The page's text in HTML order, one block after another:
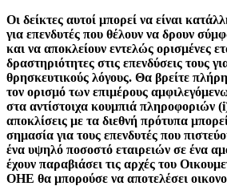
Οι δείκτες αυτοί μπορεί να είναι
για επενδυτές που θέλουν να δρουν
και να αποκλείουν εντελώς ορισμένες
δραστηριότητες στις επενδύσεις τους
θρησκευτικούς λόγους. Θα βρείτε
τον ορισμό των επιμέρους
στα αντίστοιχα κουμπιά πληροφοριών
αποκλίσεις με τα διεθνή πρότυπα
σημασία για τους επενδυτές που
ένα υψηλό ποσοστό εταιρειών σε ένα
έχουν παραβιάσει τις αρχές του
ΟΗΕ θα μπορούσε να αποτελέσει